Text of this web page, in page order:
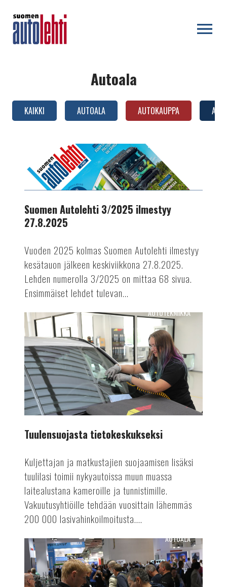
Autoala
KAIKKI AUTOALA AUTOKAUPPA
Autolehti
3/2025
ilmestyy
AUTOTEKNIIKKA
Suomen Autolehti 3/2025 ilmestyy
27.8.2025
Vuoden 2025 kolmas Suomen Autolehti ilmestyy
kesätauon jälkeen keskiviikkona 27.8.2025.
Lehden numerolla 3/2025 on mittaa 68 sivua.
Ensimmäiset lehdet tulevan...
Tuulensuojasta
tietokeskukseksi
AUTOTEKNIIKKA
Tuulensuojasta tietokeskukseksi
Kuljettajan ja matkustajien suojaamisen lisäksi
tuulilasi toimii nykyautoissa muun muassa
laitealustana kameroille ja tunnistimille.
Vakuutusyhtiöille tehdään vuosittain lähemmäs
200 000 lasivahinkoilmoitusta....
Suomen
Autolehti
4/24
ilmestyy!
AUTOALA